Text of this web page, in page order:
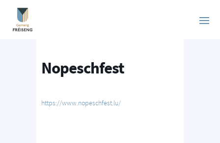
Nopeschfest
https://www.nopeschfest.lu/